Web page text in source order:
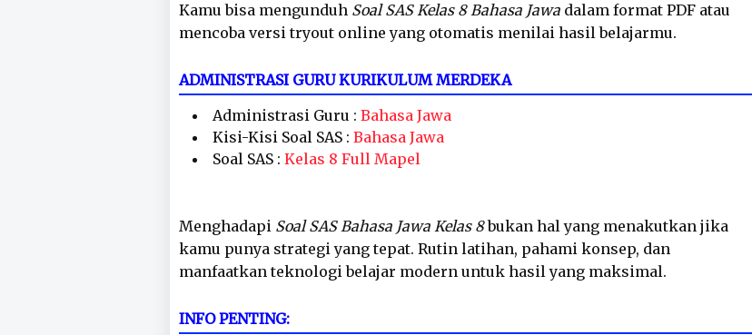
Kamu bisa mengunduh Soal SAS Kelas 8 Bahasa Jawa dalam format PDF atau
mencoba versi tryout online yang otomatis menilai hasil belajarmu.
ADMINISTRASI GURU KURIKULUM MERDEKA
Administrasi Guru : Bahasa Jawa
Kisi-Kisi Soal SAS : Bahasa Jawa
Soal SAS : Kelas 8 Full Mapel
Menghadapi Soal SAS Bahasa Jawa Kelas 8bukan hal yang menakutkan jika
kamu punya strategi yang tepat. Rutin latihan, pahami konsep, dan
manfaatkan teknologi belajar modern untuk hasil yang maksimal.
INFO PENTING: